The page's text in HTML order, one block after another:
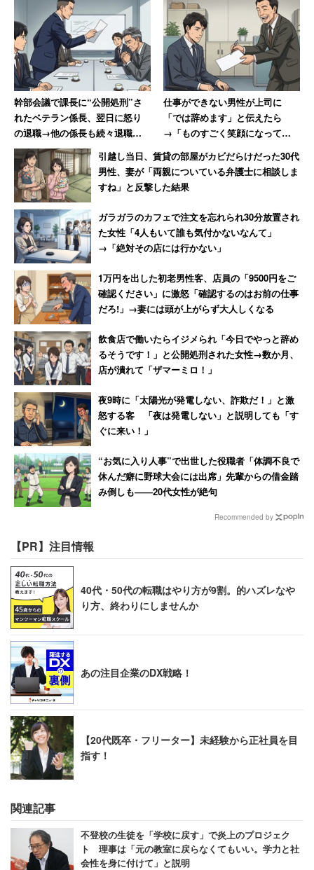
たい」
伊藤正俊共同代表は同日、同連合会のサイトに声明を掲
載。今年1月、札幌市内のアパートで母親（82）と長期間
ひきこもり状態だった娘（52）が衰弱死した事件に触れた
上で、
「ひきこもりは恥ずかしいことだからといって、子
供の存在を地域で知られないよう隠したりして、誰
にも相談できない、『助けて』と言えない、そんな
家族が、全国にはたくさんいます」
と指摘。同連合会では、「家族が元気を回復していくため
の活動をし、地域共生社会の構築を推進したい」といい、
自治体に対しては、「本人や家族が地域で、どういう課題
に直面しているのかを丁寧に聞いて、そうした実態を知っ
たうえで、実態に則した支援をしてもらいたい」と要望し
た。
幹部会議で課長に“公開処刑”さ
れたベテラン係長、翌日に怒り
の退職→他の係長も続々退職し
て「6つあった現場は1つに」
仕事ができない男性が上司に
「では辞めます」と伝えたら
→「ものすごく笑顔になって、
その場で退職届を書かされまし
た」
引越し当日、賃貸の部屋がカビだらけだった30代
男性、妻が「両親についている弁護士に相談しま
すね」と反撃した結果
ガラガラのカフェで注文を忘れられ30分放置され
た女性「4人もいて誰も気付かないなんて」
→「絶対その店には行かない」
1万円を出した初老男性客、店員の「9500円をご
確認ください」に激怒「確認するのはお前の仕事
だろ!」→妻には頭が上がらず大人しくなる
飲食店で働いたらイジメられ「今日でやっと辞め
るそうです！」と公開処刑された女性→数か月、
店が潰れて「ザマーミロ！」
夜9時に「太陽光が発電しない、詐欺だ！」と激
怒する客 「夜は発電しない」と説明しても「す
ぐに来い！」
“お気に入り人事”で出世した役職者「体調不良で
休んだ癖に野球大会には出席」先輩からの借金踏
み倒しも――20代女性が絶句
Recommended by
【PR】注目情報
40代・50代の転職はやり方が9割。的ハズレなや
り方、終わりにしませんか
あの注目企業のDX戦略！
【20代既卒・フリーター】未経験から正社員を目
指す！
関連記事
不登校の生徒を「学校に戻す」で炎上のプロジェク
ト 理事は「元の教室に戻らなくてもいい。学力と社
会性を身に付けて」と説明